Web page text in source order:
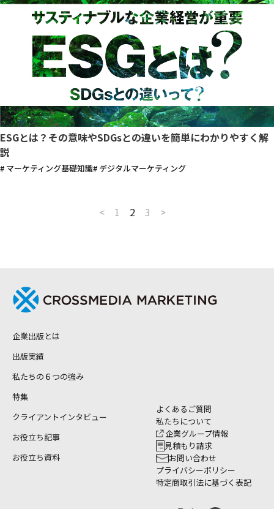
ESGとは？その意味やSDGsとの違いを簡単にわかりやすく解
説
# マーケティング基礎知識# デジタルマーケティング
< 1 2 3 >
企業出版とは
出版実績
私たちの６つの強み
特集
クライアントインタビュー
お役立ち記事
お役立ち資料
よくあるご質問
私たちについて
企業グループ情報
見積もり請求
お問い合わせ
プライバシーポリシー
特定商取引法に基づく表記